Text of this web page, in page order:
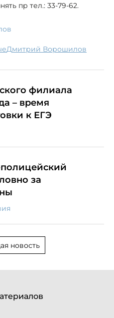
пр тел.: 33-79-62.
Дмитрий Ворошилов
филиала
– время
к ЕГЭ
за
новость